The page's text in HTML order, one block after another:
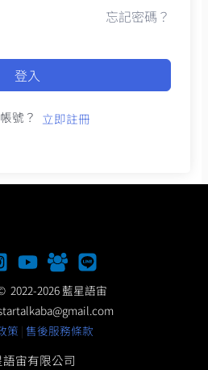
忘記密碼？
登入
號？ 立即註冊
2022-2026 藍星語宙
策 | 售後服務條款
語宙有限公司